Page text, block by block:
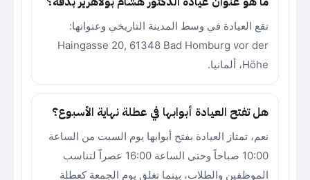
تقع العيادة في وسط المدينة التاريخي وعنوانها:
Haingasse 20, 61348 Bad Homburg vor der
Höhe، ألمانيا.
هل تفتح العيادة أبوابها في عطلة نهاية الأسبوع؟
نعم، تمتاز العيادة بفتح أبوابها يوم السبت من الساعة
10:00 صباحاً وحتى الساعة 16:00 عصراً لتناسب
الموظفين والطلاب، بينما تغلق يوم الجمعة كعطلة